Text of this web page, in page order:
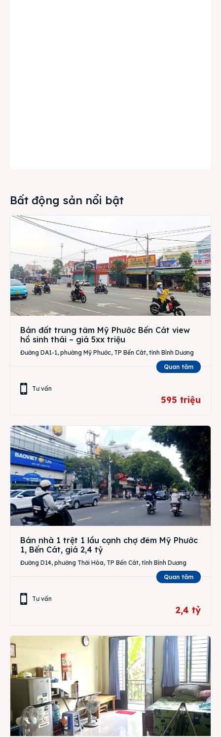
Bất động sản nổi bật
Bán đất trung tâm Mỹ Phước Bến Cát view
hồ sinh thái – giá 5xx triệu
Đường DA1-1, phường Mỹ Phước, TP Bến Cát, tỉnh Bình Dương
Quan tâm
Tư vấn
595 triệu
Bán nhà 1 trệt 1 lầu cạnh chợ đêm Mỹ Phước
1, Bến Cát, giá 2,4 tỷ
Đường D14, phường Thới Hòa, TP Bến Cát, tỉnh Bình Dương
Quan tâm
Tư vấn
2,4 tỷ